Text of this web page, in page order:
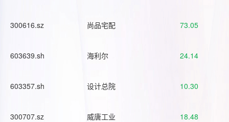
300616.sz 尚品宅配 73.05
603639.sh 海利尔 24.14
603357.sh 设计总院 10.30
300707.sz 威唐工业 18.48